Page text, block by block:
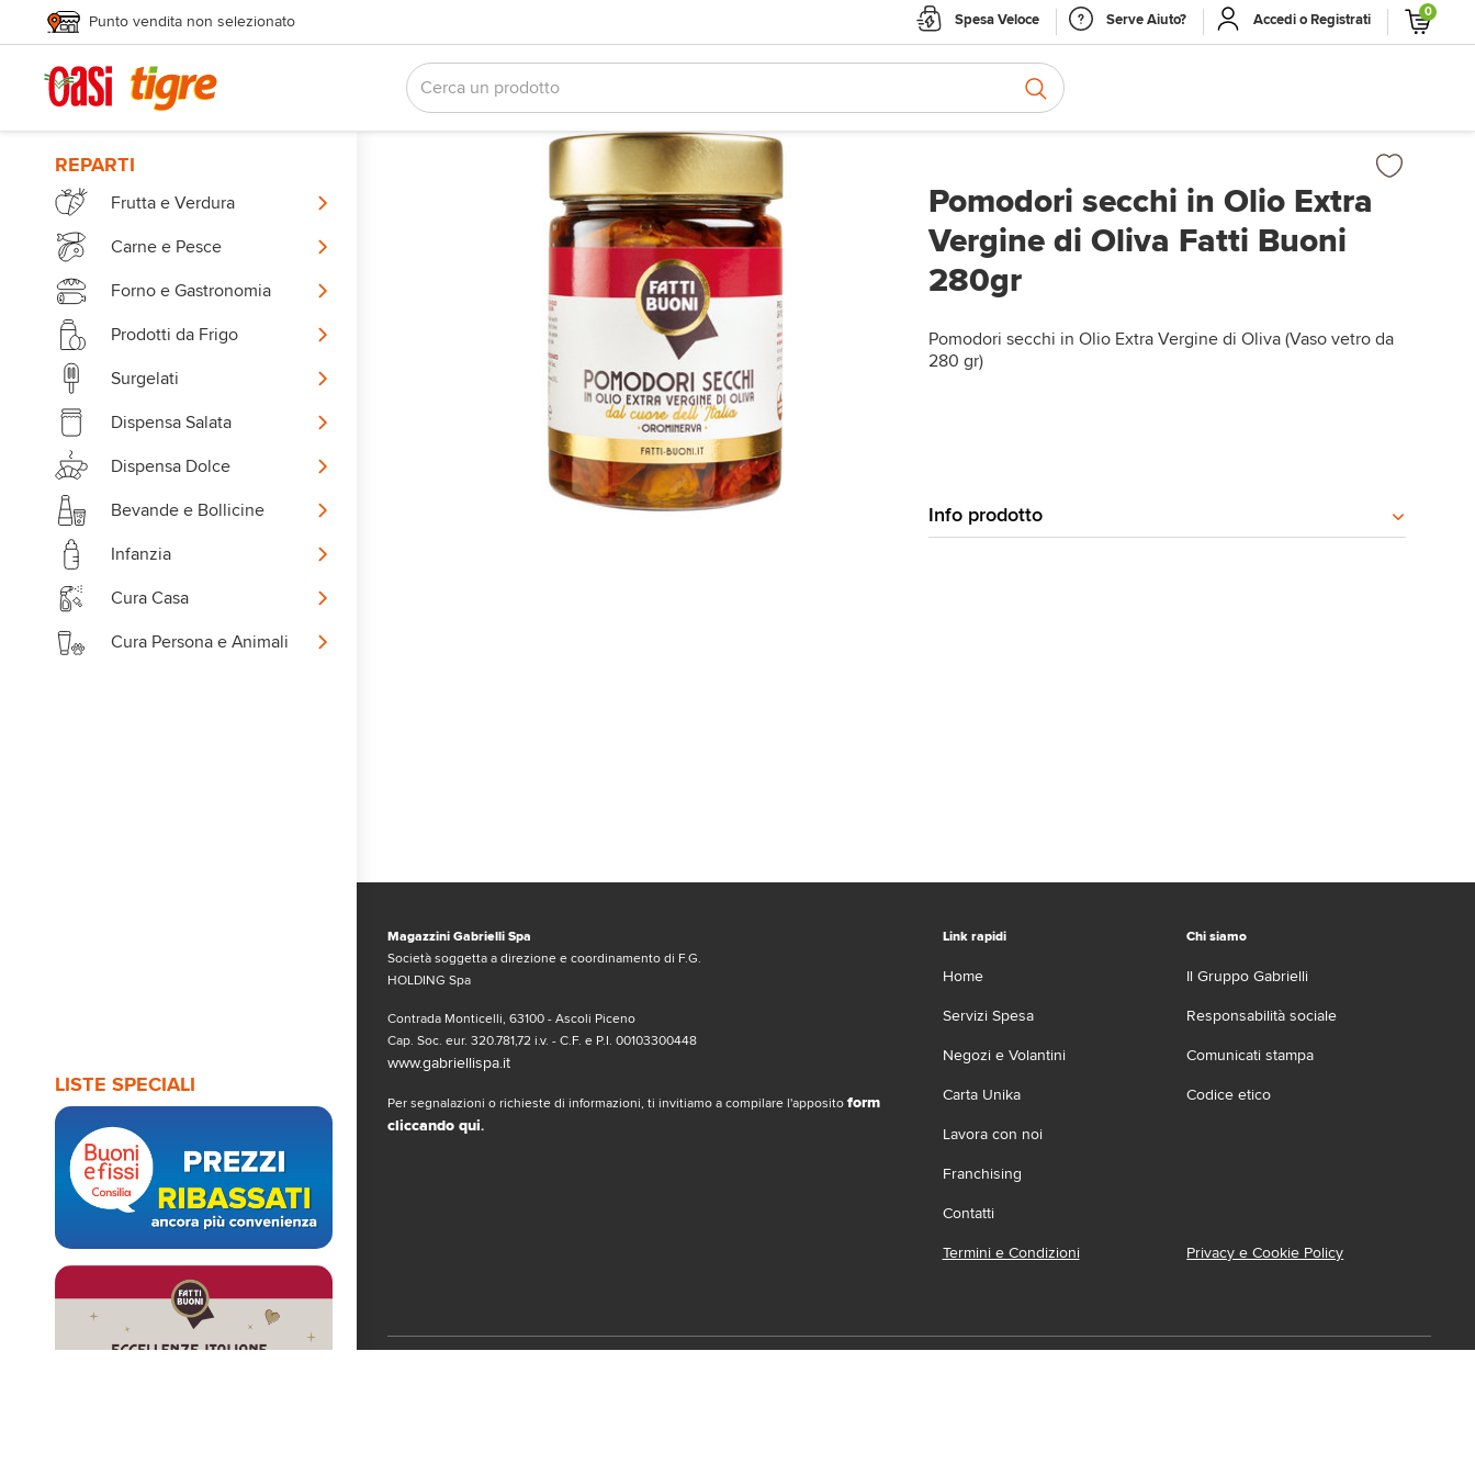
Punto vendita non selezionato Spesa Veloce Serve Aiuto? Accedi o Registrati 0
REPARTI
Frutta e Verdura
Carne e Pesce
Forno e Gastronomia
Prodotti da Frigo
Surgelati
Dispensa Salata
Dispensa Dolce
Bevande e Bollicine
Infanzia
Cura Casa
Cura Persona e Animali
LISTE SPECIALI
Pomodori secchi in Olio Extra
Vergine di Oliva Fatti Buoni
280gr
Pomodori secchi in Olio Extra Vergine di Oliva (Vaso vetro da
280 gr)
Info prodotto
Magazzini Gabrielli Spa
Società soggetta a direzione e coordinamento di F.G.
HOLDING Spa
Contrada Monticelli, 63100 - Ascoli Piceno
Cap. Soc. eur. 320.781,72 i.v. - C.F. e P.I. 00103300448
www.gabriellispa.it
Per segnalazioni o richieste di informazioni, ti invitiamo a compilare l'apposito form
cliccando qui.
Link rapidi
Home
Servizi Spesa
Negozi e Volantini
Carta Unika
Lavora con noi
Franchising
Contatti
Chi siamo
Il Gruppo Gabrielli
Responsabilità sociale
Comunicati stampa
Codice etico
Termini e Condizioni Privacy e Cookie Policy